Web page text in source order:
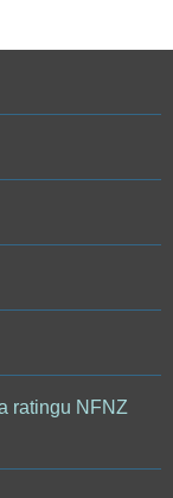
ratingu NFNZ